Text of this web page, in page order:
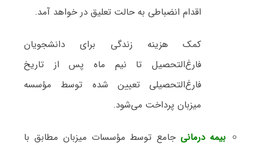
اقدام انضباطی به حالت تعلیق در خواهد آمد.
کمک هزینه زندگی برای دانشجویان
فارغ‌التحصیل تا نیم ماه پس از تاریخ
فارغ‌التحصیلی تعیین شده توسط مؤسسه
میزبان پرداخت می‌شود.
بیمه درمانیجامع توسط مؤسسات میزبان مطابق با